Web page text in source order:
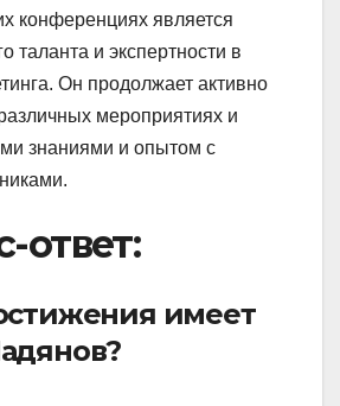
конференциях является
таланта и экспертности в
Он продолжает активно
мероприятиях и
знаниями и опытом с
ответ:
имеет